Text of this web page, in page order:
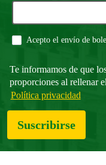
Acepto el envío de
Te informamos de que
proporciones al rellenar
Política privacidad
Suscribirse